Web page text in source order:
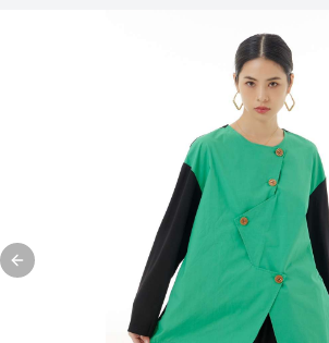
Previous slide